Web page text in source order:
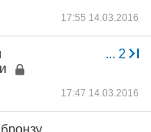
17:55 14.03.2016
... 2
17:47 14.03.2016